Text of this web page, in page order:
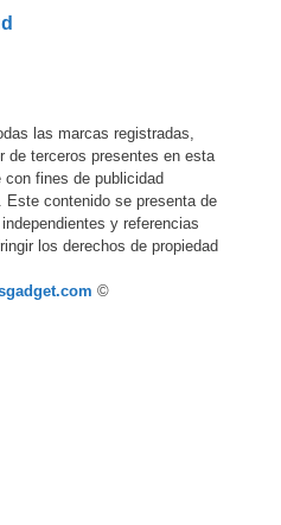
las marcas registradas,
de terceros presentes en esta
fines de publicidad
contenido se presenta de
y referencias
los derechos de propiedad
©